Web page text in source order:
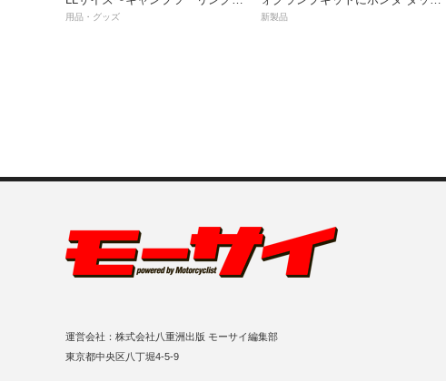
も安心の大容量ツアーバッグ〜
用品・グッズ
ス／グロム用が登場
新製品
運営会社：株式会社八重洲出版 モーサイ編集部
東京都中央区八丁堀4-5-9